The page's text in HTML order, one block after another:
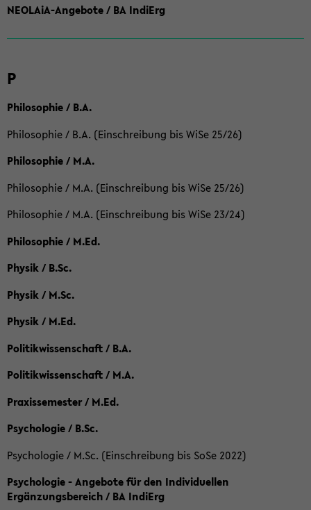
NEOLAiA-Angebote / BA IndiErg
P
Philosophie / B.A.
Philosophie / B.A. (Einschreibung bis WiSe 25/26)
Philosophie / M.A.
Philosophie / M.A. (Einschreibung bis WiSe 25/26)
Philosophie / M.A. (Einschreibung bis WiSe 23/24)
Philosophie / M.Ed.
Physik / B.Sc.
Physik / M.Sc.
Physik / M.Ed.
Politikwissenschaft / B.A.
Politikwissenschaft / M.A.
Praxissemester / M.Ed.
Psychologie / B.Sc.
Psychologie / M.Sc. (Einschreibung bis SoSe 2022)
Psychologie - Angebote für den Individuellen
Ergänzungsbereich / BA IndiErg